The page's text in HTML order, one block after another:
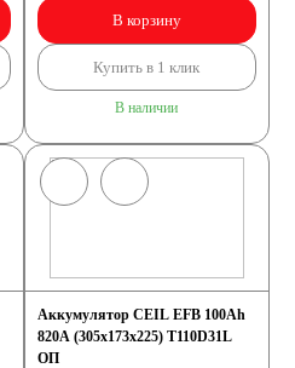
В корзину
Купить в 1 клик
В наличии
Аккумулятор CEIL EFB 100Ah
820A (305x173x225) T110D31L
ОП